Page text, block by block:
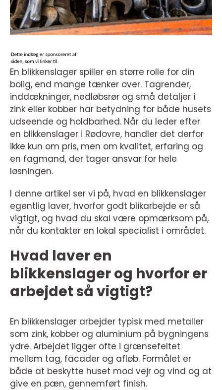
En blikkenslager spiller en større rolle for din
bolig, end mange tænker over. Tagrender,
inddækninger, nedløbsrør og små detaljer i
zink eller kobber har betydning for både husets
udseende og holdbarhed. Når du leder efter
en blikkenslager i Rødovre, handler det derfor
ikke kun om pris, men om kvalitet, erfaring og
en fagmand, der tager ansvar for hele
løsningen.
I denne artikel ser vi på, hvad en blikkenslager
egentlig laver, hvorfor godt blikarbejde er så
vigtigt, og hvad du skal være opmærksom på,
når du kontakter en lokal specialist i området.
Hvad laver en
blikkenslager og hvorfor er
arbejdet så vigtigt?
En blikkenslager arbejder typisk med metaller
som zink, kobber og aluminium på bygningens
ydre. Arbejdet ligger ofte i grænsefeltet
mellem tag, facader og afløb. Formålet er
både at beskytte huset mod vejr og vind og at
give en pæn, gennemført finish.